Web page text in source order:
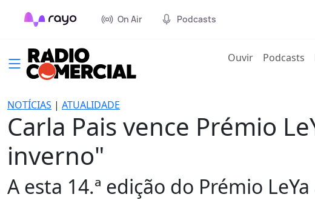
On Air Podcasts
Ouvir(current)
Podcasts
NOTÍCIAS | ATUALIDADE
Carla Pais vence Prémio
inverno"
A esta 14.ª edição do Prémio